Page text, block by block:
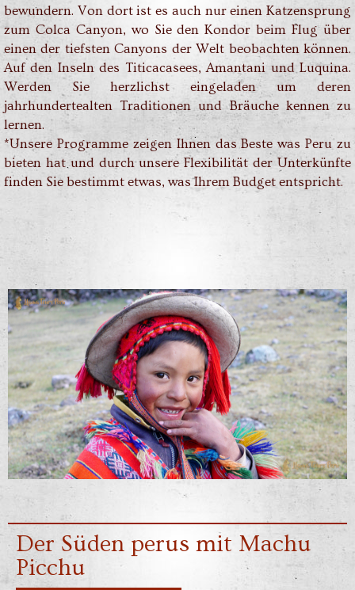
bewundern. Von dort ist es auch nur einen Katzensprung
zum Colca Canyon, wo Sie den Kondor beim Flug über
einen der tiefsten Canyons der Welt beobachten können.
Auf den Inseln des Titicacasees, Amantani und Luquina.
Werden Sie herzlichst eingeladen um deren
jahrhundertealten Traditionen und Bräuche kennen zu
lernen.
*Unsere Programme zeigen Ihnen das Beste was Peru zu
bieten hat und durch unsere Flexibilität der Unterkünfte
finden Sie bestimmt etwas, was Ihrem Budget entspricht.
Der Süden perus mit Machu
Picchu